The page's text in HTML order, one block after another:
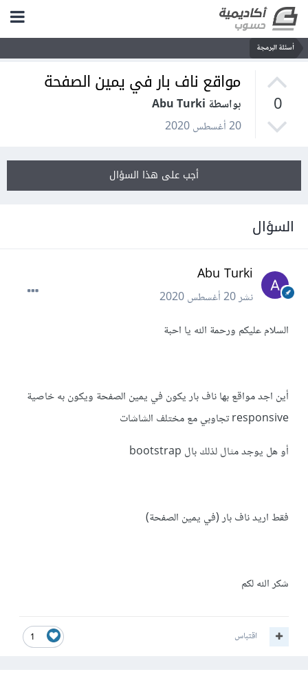
أسئلة البرمجة
0
مواقع ناف بار في يمين الصفحة
بواسطة Abu Turki
20 أغسطس 2020
أجب على هذا السؤال
السؤال
Abu Turki
نشر20 أغسطس 2020
السلام عليكم ورحمة الله يا احبة
أين اجد مواقع بها ناف بار يكون في يمين الصفحة ويكون به خاصية
responsive تجاوبي مع مختلف الشاشات
أو هل يوجد مثال لذلك بال bootstrap
فقط اريد ناف بار (في يمين الصفحة)
شكر الله لكم
1 اقتباس